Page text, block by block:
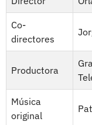
Co-
directores
Productora
Música
original